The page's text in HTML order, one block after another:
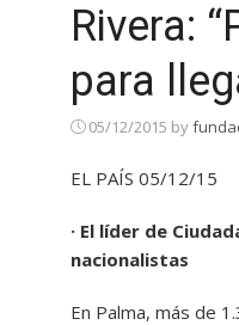
Rivera:
para
05/12/2015 by
EL PAÍS 05/12/15
· El líder de
nacionalistas
En Palma, más de